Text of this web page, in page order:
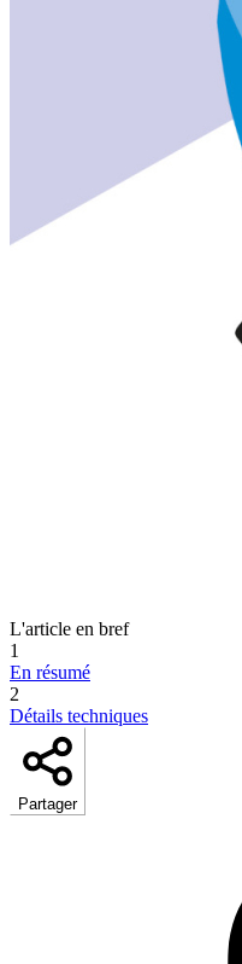
L'article en bref
1
En résumé
2
Détails techniques
Partager